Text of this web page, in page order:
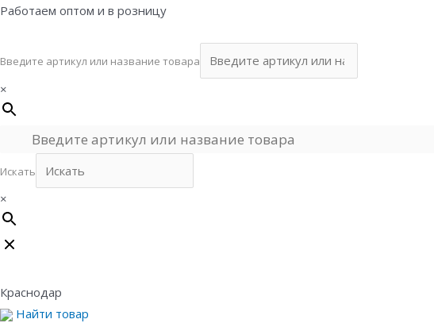
Перейти
Работаем оптом и в розницу
Введите артикул или название товара
×
Искать
×
Краснодар
Найти товар